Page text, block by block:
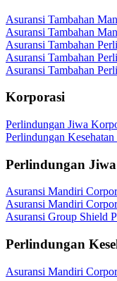
Asuransi Tambahan
Asuransi Tambahan
Asuransi Tambahan
Asuransi Tambahan
Asuransi Tambahan
Korporasi
Perlindungan Jiwa
Perlindungan
Perlindungan
Asuransi Mandiri
Asuransi Mandiri
Asuransi Group Shield
Perlindungan
Asuransi Mandiri